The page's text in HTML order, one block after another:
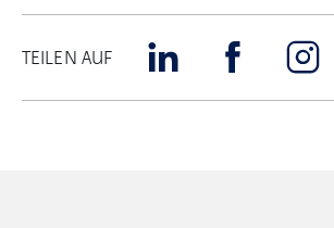
TEILEN AUF